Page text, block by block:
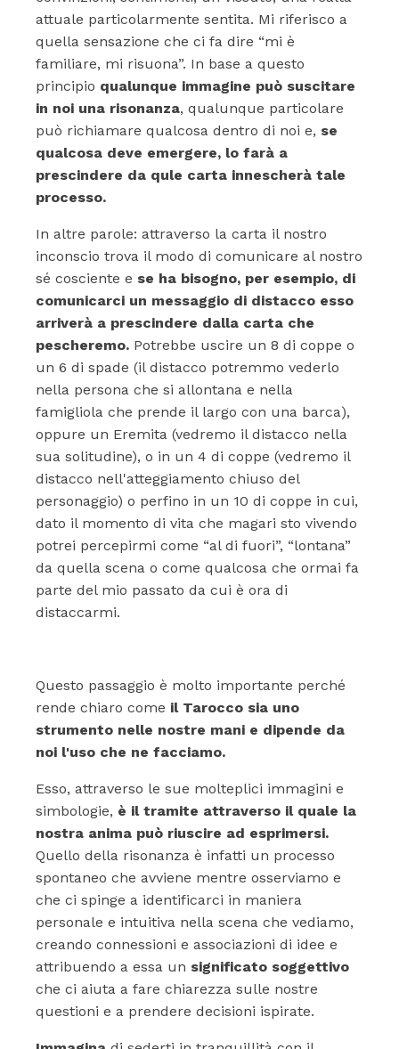
attuale particolarmente sentita. Mi riferisco a
quella sensazione che ci fa dire “mi è
familiare, mi risuona”. In base a questo
principio qualunque immagine può suscitare
in noi una risonanza, qualunque particolare
può richiamare qualcosa dentro di noi e, se
qualcosa deve emergere, lo farà a
prescindere da qule carta innescherà tale
processo.
In altre parole: attraverso la carta il nostro
inconscio trova il modo di comunicare al nostro
sé cosciente e se ha bisogno, per esempio, di
comunicarci un messaggio di distacco esso
arriverà a prescindere dalla carta che
pescheremo. Potrebbe uscire un 8 di coppe o
un 6 di spade (il distacco potremmo vederlo
nella persona che si allontana e nella
famigliola che prende il largo con una barca),
oppure un Eremita (vedremo il distacco nella
sua solitudine), o in un 4 di coppe (vedremo il
distacco nell'atteggiamento chiuso del
personaggio) o perfino in un 10 di coppe in cui,
dato il momento di vita che magari sto vivendo
potrei percepirmi come “al di fuori”, “lontana”
da quella scena o come qualcosa che ormai fa
parte del mio passato da cui è ora di
distaccarmi.
Questo passaggio è molto importante perché
rende chiaro come il Tarocco sia uno
strumento nelle nostre mani e dipende da
noi l'uso che ne facciamo.
Esso, attraverso le sue molteplici immagini e
simbologie, è il tramite attraverso il quale la
nostra anima può riuscire ad esprimersi.
Quello della risonanza è infatti un processo
spontaneo che avviene mentre osserviamo e
che ci spinge a identificarci in maniera
personale e intuitiva nella scena che vediamo,
creando connessioni e associazioni di idee e
attribuendo a essa un significato soggettivo
che ci aiuta a fare chiarezza sulle nostre
questioni e a prendere decisioni ispirate.